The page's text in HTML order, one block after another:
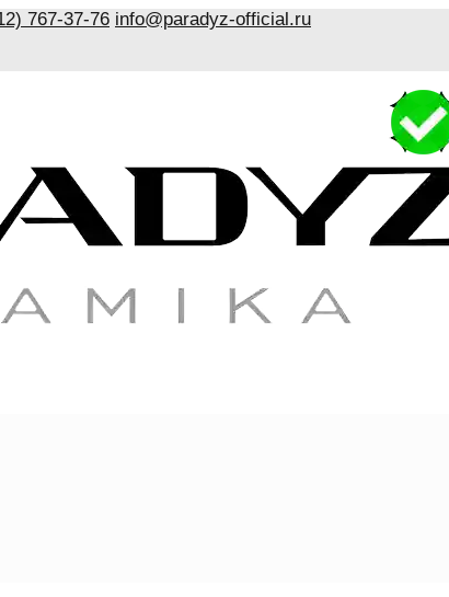
767-37-76 info@paradyz-official.ru